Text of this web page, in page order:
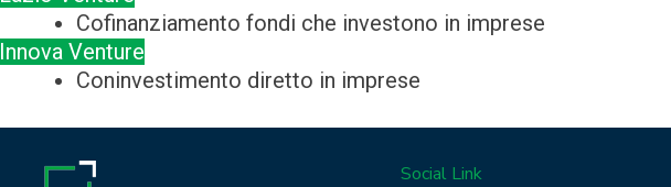
Cofinanziamento fondi che investono in imprese
Innova Venture
Coninvestimento diretto in imprese
Social Link